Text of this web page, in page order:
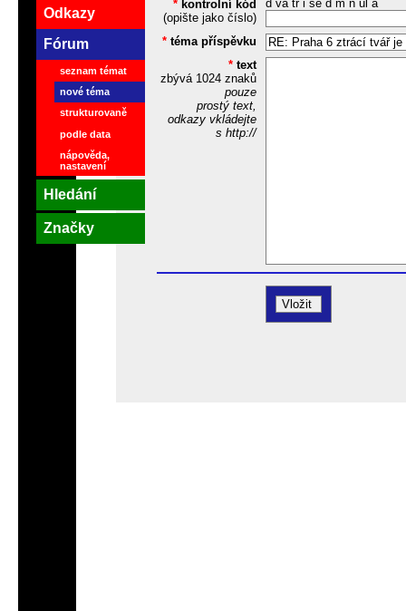
* kontrolní kód
(opište jako číslo)
d va tř i se d m n ul a
* téma příspěvku
* text
zbývá 1024znaků
pouze
prostý text,
odkazy vkládejte
s http://
Odkazy
Fórum
seznam témat
nové téma
strukturovaně
podle data
nápověda,
nastavení
Hledání
Značky